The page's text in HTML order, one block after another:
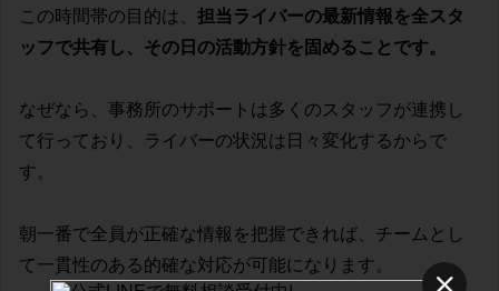
この時間帯の目的は、 担当ライバーの最新情報を全スタ
ッフで共有し、その日の活動方針を固めることです。
なぜなら、事務所のサポートは多くのスタッフが連携し
て行っており、ライバーの状況は日々変化するからで
す。
朝一番で全員が正確な情報を把握できれば、チームとし
て一貫性のある的確な対応が可能になります。